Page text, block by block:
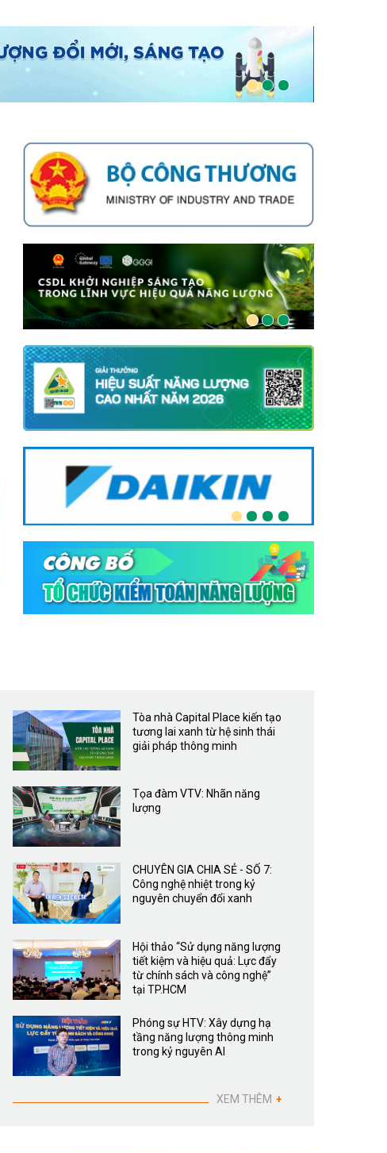
Tòa nhà Capital Place kiến tạo
tương lai xanh từ hệ sinh thái
giải pháp thông minh
Tọa đàm VTV: Nhãn năng
lượng
CHUYÊN GIA CHIA SẺ - SỐ 7:
Công nghệ nhiệt trong kỷ
nguyên chuyển đổi xanh
Hội thảo “Sử dụng năng lượng
tiết kiệm và hiệu quả: Lực đẩy
từ chính sách và công nghệ”
tại TP.HCM
Phóng sự HTV: Xây dựng hạ
tầng năng lượng thông minh
trong kỷ nguyên AI
XEM THÊM +